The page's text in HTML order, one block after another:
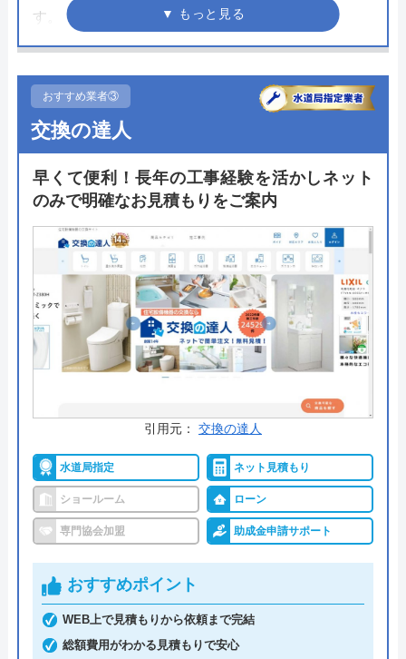
す。
神奈川県の複数の地域で指定給水装置工事事業者と
とから、施工の面に関しては信頼性があります。
トラブル防止のため、必ず現地調査をしている関係
でネットでの見積もりはできませんが、リフォーム
料金を183,040円～と明記してあります。
リフォームローン、PayPayなど多岐にわたるためそ
の点はわかりやすくて良い点です。
保証も無償で5年間提供され、さらに有料にはなり
ますが延長保証も2年つけることが可能です。
ホームページ内にはいろいろなトイレの情報が記載
してありますので、ぜひサイトを覗いてみてくださ
い。
公式サイトで
料金詳細を見る
今すぐ電話で相談する
0120-511-801
受付時間： 8:00～21:00
三和水道管理 の基本情報
おすすめ業者③
交換の達人
早くて便利！長年の工事経験を活かしネット
のみで明確なお見積もりをご案内
引用元： 交換の達人
水道局指定 ネット見積もり
ショールーム ローン
専門協会加盟 助成金申請サポート
おすすめポイント
WEB上で見積もりから依頼まで完結
総額費用がわかる見積もりで安心